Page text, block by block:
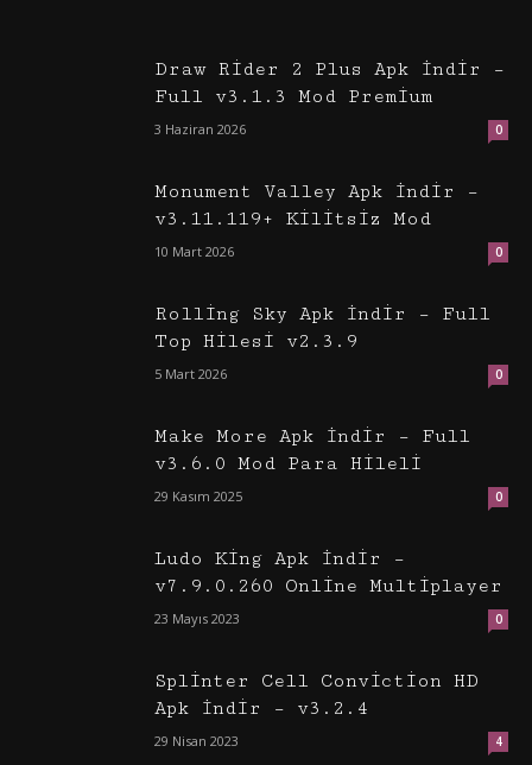
Draw Rider 2 Plus Apk İndir –
Full v3.1.3 Mod Premium
3 Haziran 2026 0
Monument Valley Apk İndir –
v3.11.119+ Kilitsiz Mod
10 Mart 2026 0
Rolling Sky Apk İndir – Full
Top Hilesi v2.3.9
5 Mart 2026 0
Make More Apk İndir – Full
v3.6.0 Mod Para Hileli
29 Kasım 2025 0
Ludo King Apk İndir –
v7.9.0.260 Online Multiplayer
23 Mayıs 2023 0
Splinter Cell Conviction HD
Apk İndir – v3.2.4
29 Nisan 2023 4